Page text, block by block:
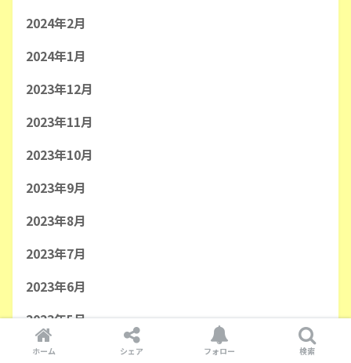
2024年2月
2024年1月
2023年12月
2023年11月
2023年10月
2023年9月
2023年8月
2023年7月
2023年6月
2023年5月
2023年4月
ホーム シェア フォロー 検索